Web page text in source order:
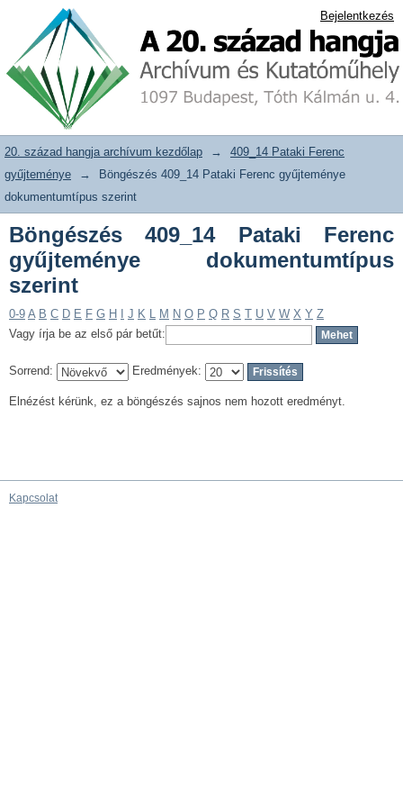
Böngészés 409_14 Pataki Ferenc
gyűjteménye dokumentumtípus szerint
20. század hangja archívum adattár Bejelentkezés
20. század hangja archívum kezdőlap →
409_14 Pataki Ferenc
gyűjteménye
→
Böngészés 409_14 Pataki Ferenc gyűjteménye
dokumentumtípus szerint
Böngészés 409_14 Pataki Ferenc
gyűjteménye dokumentumtípus
szerint
0-9 A B C D E F G H J K L M N O P Q R S T U V W X Y Z
Vagy írja be az első pár betűt:
Sorrend: Eredmények:
Elnézést kérünk, ez a böngészés sajnos nem hozott eredményt.
Kapcsolat